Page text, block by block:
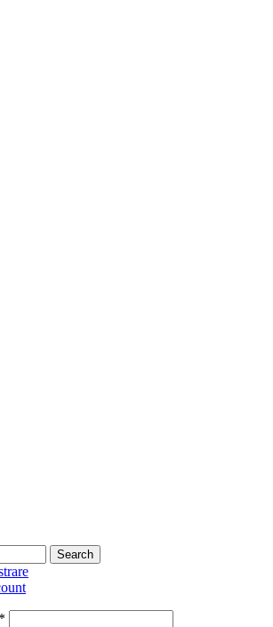
Search
*